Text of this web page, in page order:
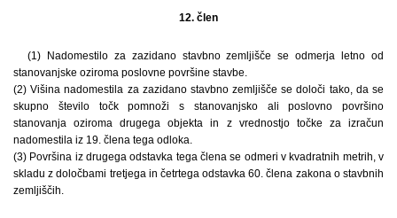
12. člen
(1) Nadomestilo za zazidano stavbno zemljišče se odmerja letno od
stanovanjske oziroma poslovne površine stavbe.
(2) Višina nadomestila za zazidano stavbno zemljišče se določi tako, da se
skupno število točk pomnoži s stanovanjsko ali poslovno površino
stanovanja oziroma drugega objekta in z vrednostjo točke za izračun
nadomestila iz 19. člena tega odloka.
(3) Površina iz drugega odstavka tega člena se odmeri v kvadratnih metrih, v
skladu z določbami tretjega in četrtega odstavka 60. člena zakona o stavbnih
zemljiščih.